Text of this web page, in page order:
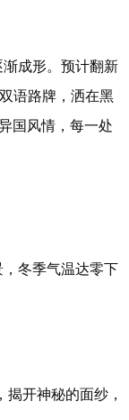
成形。预计翻新
语路牌，洒在黑
国风情，每一处
冬季气温达零下
开神秘的面纱，